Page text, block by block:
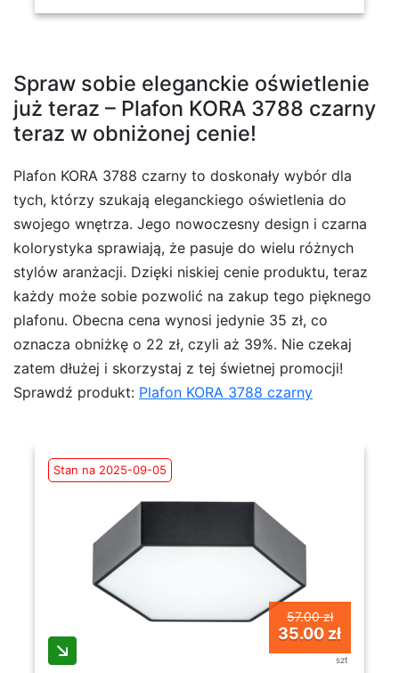
Spraw sobie eleganckie oświetlenie
już teraz – Plafon KORA 3788 czarny
teraz w obniżonej cenie!
Plafon KORA 3788 czarny to doskonały wybór dla
tych, którzy szukają eleganckiego oświetlenia do
swojego wnętrza. Jego nowoczesny design i czarna
kolorystyka sprawiają, że pasuje do wielu różnych
stylów aranżacji. Dzięki niskiej cenie produktu, teraz
każdy może sobie pozwolić na zakup tego pięknego
plafonu. Obecna cena wynosi jedynie 35 zł, co
oznacza obniżkę o 22 zł, czyli aż 39%. Nie czekaj
zatem dłużej i skorzystaj z tej świetnej promocji!
Sprawdź produkt: Plafon KORA 3788 czarny
Stan na 2025-09-05
57.00 zł
35.00 zł
szt